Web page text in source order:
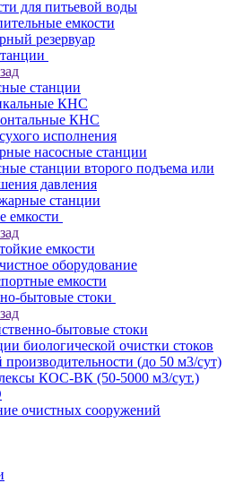
для питьевой воды
емкости
резервуар
станции
КНС
КНС
исполнения
насосные станции
cтанции второго подъема или
давления
станции
емкости
емкости
оборудование
емкости
бытовые стоки
бытовые стоки
биологической очистки стоков
производительности (до 50 м3/сут)
КОС-ВК (50-5000 м3/сут.)
очистных сооружений